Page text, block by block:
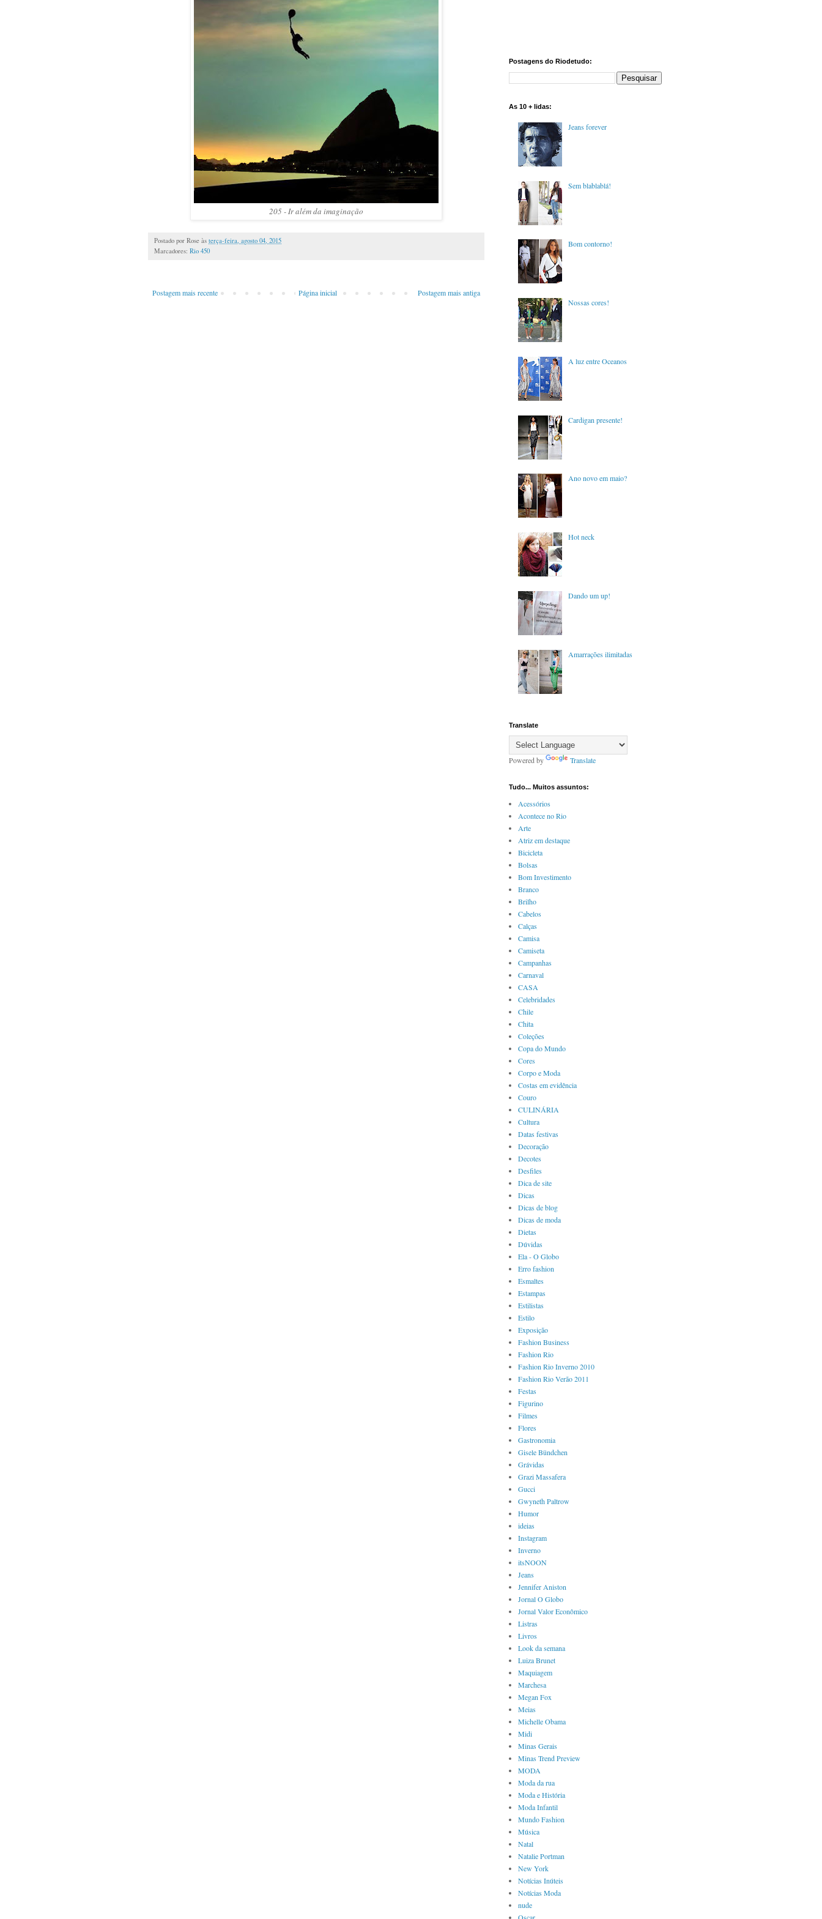
205 - Ir além da imaginação
Postado por Rose às terça-feira, agosto 04, 2015
Marcadores: Rio 450
Postagem mais recente Postagem mais antiga
Página inicial
Postagens do Riodetudo:
As 10 + lidas:
Jeans forever
Sem blablablá!
Bom contorno!
Nossas cores!
A luz entre Oceanos
Cardigan presente!
Ano novo em maio?
Hot neck
Dando um up!
Amarrações ilimitadas
Translate
Powered by Translate
Tudo... Muitos assuntos:
Acessórios
Acontece no Rio
Arte
Atriz em destaque
Bicicleta
Bolsas
Bom Investimento
Branco
Brilho
Cabelos
Calças
Camisa
Camiseta
Campanhas
Carnaval
CASA
Celebridades
Chile
Chita
Coleções
Copa do Mundo
Cores
Corpo e Moda
Costas em evidência
Couro
CULINÁRIA
Cultura
Datas festivas
Decoração
Decotes
Desfiles
Dica de site
Dicas
Dicas de blog
Dicas de moda
Dietas
Dúvidas
Ela - O Globo
Erro fashion
Esmaltes
Estampas
Estilistas
Estilo
Exposição
Fashion Business
Fashion Rio
Fashion Rio Inverno 2010
Fashion Rio Verão 2011
Festas
Figurino
Filmes
Flores
Gastronomia
Gisele Bündchen
Grávidas
Grazi Massafera
Gucci
Gwyneth Paltrow
Humor
ideias
Instagram
Inverno
itsNOON
Jeans
Jennifer Aniston
Jornal O Globo
Jornal Valor Econômico
Listras
Livros
Look da semana
Luiza Brunet
Maquiagem
Marchesa
Megan Fox
Meias
Michelle Obama
Midi
Minas Gerais
Minas Trend Preview
MODA
Moda da rua
Moda e História
Moda Infantil
Mundo Fashion
Música
Natal
Natalie Portman
New York
Notícias Inúteis
Notícias Moda
nude